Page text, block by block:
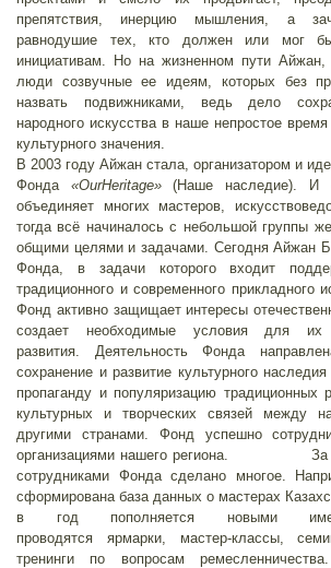
препятствия, инерцию мышления, а
равнодушие тех, кто должен или мог
инициативам. Но на жизненном пути
люди созвучные ее идеям, которых без
назвать подвижниками, ведь дело
народного искусства в наше непростое
культурного
В 2003 году Айжан стала, организатором и
Фонда «OurHeritage»(Наше наследие). И
объединяет многих мастеров,
тогда всё начиналось с небольшой группы
общими целями и задачами. Сегодня Айжан
Фонда, в задачи которого входит
традиционного и современного прикладного
Фонд активно защищает интересы
создает необходимые условия для их
развития. Деятельность Фонда
сохранение и развитие культурного
пропаганду и популяризацию традиционных
культурных и творческих связей между
другими странами. Фонд успешно
организациями нашего региона. За
сотрудниками Фонда сделано многое.
сформирована база данных о мастерах
в год пополняется новыми
проводятся ярмарки, мастер-классы,
тренинги по вопросам